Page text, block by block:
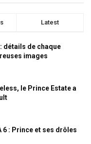
Latest
: détails de chaque
images
le Prince Estate a
6 : Prince et ses drôles